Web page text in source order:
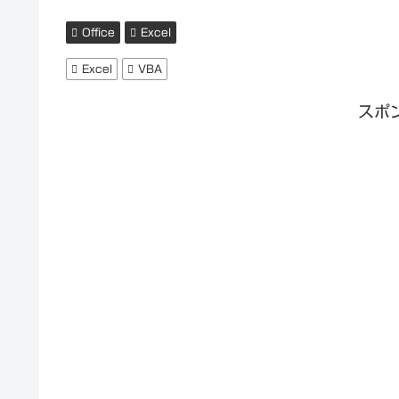
Office Excel
Excel VBA
スポ